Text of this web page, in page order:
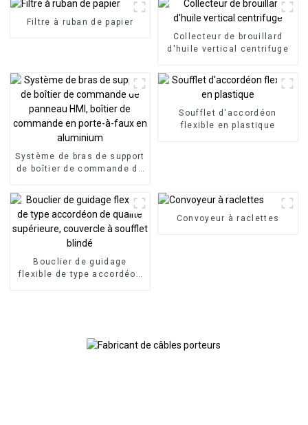
Filtre à ruban de papier
Collecteur de brouillard
d'huile vertical centrifuge
Système de bras de support
de boîtier de commande de
commande en porte-à-faux
en aluminium
Soufflet d'accordéon
flexible en plastique
Bouclier de guidage
flexible de type accordéon
Convoyeur à raclettes